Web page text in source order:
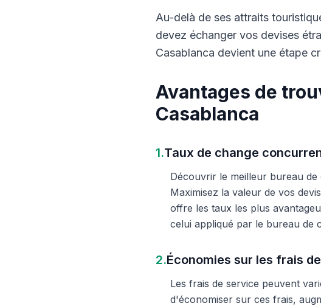
Au-delà de ses attraits
devez échanger vos devises
Casablanca devient une étape
Avantages de
Casablanca
1.Taux de change
Découvrir le meilleur bureau
Maximisez la valeur de vos
offre les taux les plus
celui appliqué par le bureau de
2.Économies sur les frais
Les frais de service peuvent
d'économiser sur ces frais,